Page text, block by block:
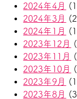
2024年4月
2024年3月
2024年1月
2023年12月
2023年11月
2023年10月
2023年9月
2023年8月